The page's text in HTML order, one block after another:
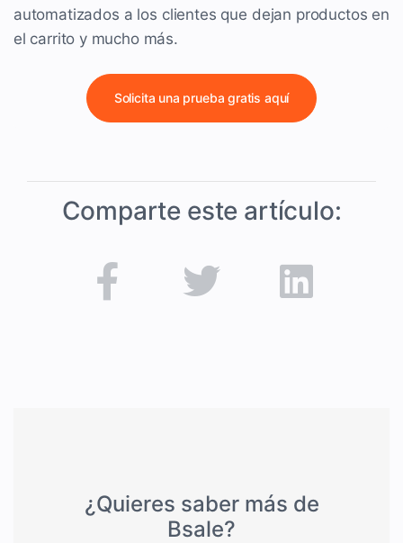
automatizados a los clientes que dejan productos en
el carrito y mucho más.
Solicita una prueba gratis aquí
Comparte este artículo:
¿Quieres saber más de
Bsale?